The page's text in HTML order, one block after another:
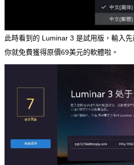
此時看到的 Luminar 3 是試用版，輸入先
你就免費獲得原價69美元的軟體啦。